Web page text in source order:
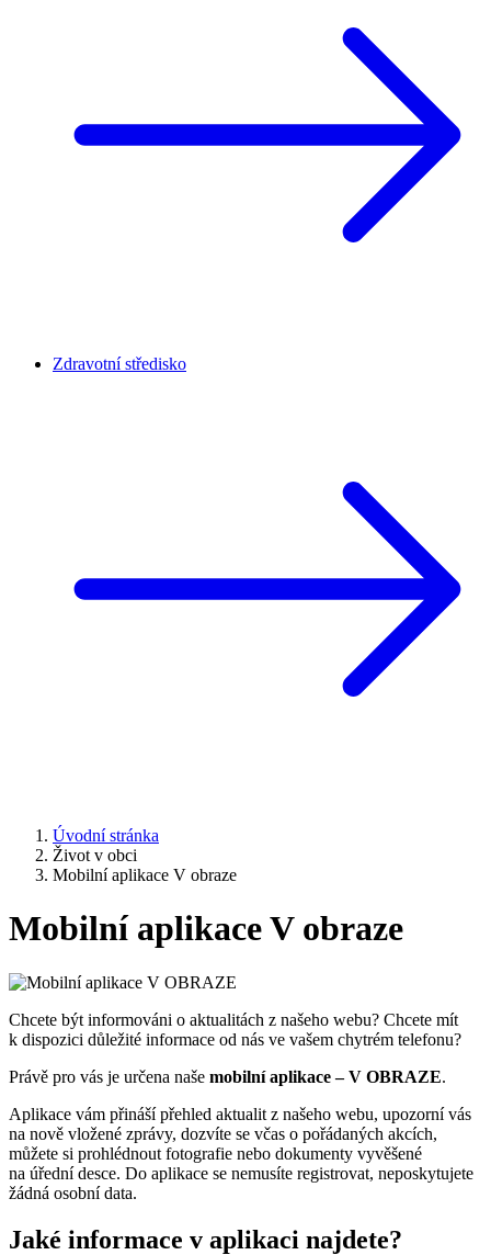
Zdravotní středisko
Úvodní stránka
Život v obci
Mobilní aplikace V obraze
Mobilní aplikace V obraze
Chcete být informováni o aktualitách z našeho webu? Chcete mít
k dispozici důležité informace od nás ve vašem chytrém telefonu?
Právě pro vás je určena naše mobilní aplikace – V OBRAZE.
Aplikace vám přináší přehled aktualit z našeho webu, upozorní vás
na nově vložené zprávy, dozvíte se včas o pořádaných akcích,
můžete si prohlédnout fotografie nebo dokumenty vyvěšené
na úřední desce. Do aplikace se nemusíte registrovat, neposkytujete
žádná osobní data.
Jaké informace v aplikaci najdete?